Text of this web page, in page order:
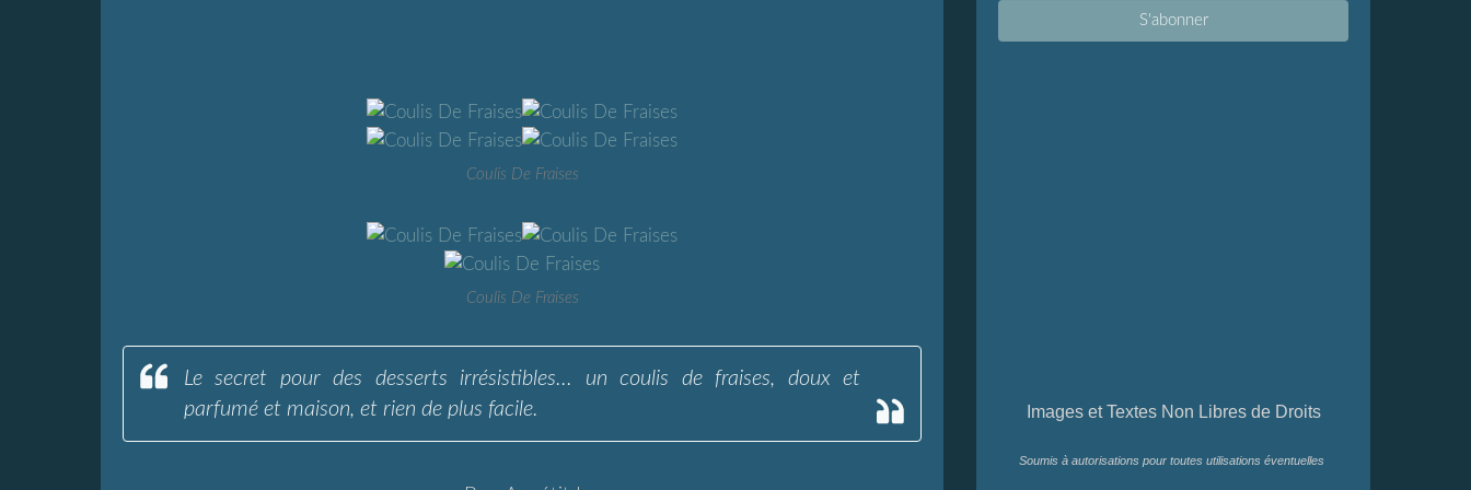
Coulis De Fraises
Coulis De Fraises
Le secret pour des desserts irrésistibles... un coulis de fraises, doux et
parfumé et maison, et rien de plus facile.
Images et Textes Non Libres de Droits
Soumis à autorisations pour toutes utilisations éventuelles